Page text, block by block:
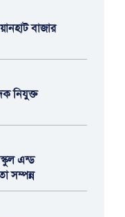
বাজার
নিযুক্ত
এন্ড
সম্পন্ন